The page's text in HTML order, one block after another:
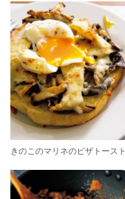
きのこのマリネのピザトースト